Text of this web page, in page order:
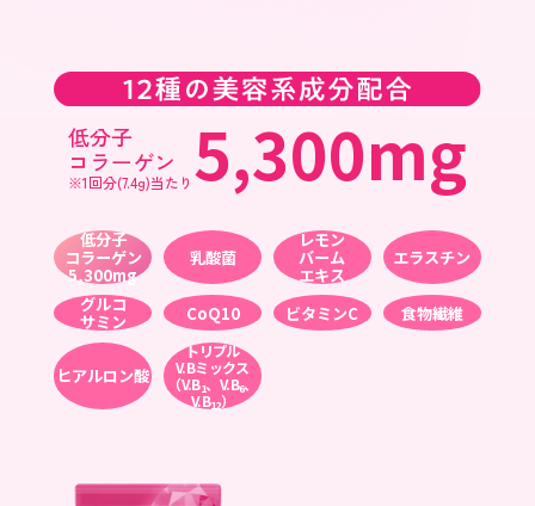
低分子
コラーゲン
※1回分(7.4g)当たり 5,300mg
低分子
コラーゲン
5,300mg
乳酸菌
レモン
バーム
エキス
エラスチン
グルコ
サミン CoQ10 ビタミンC 食物繊維
ヒアルロン酸
トリプル
V.Bミックス
（V.B1、V.B6、
V.B12）